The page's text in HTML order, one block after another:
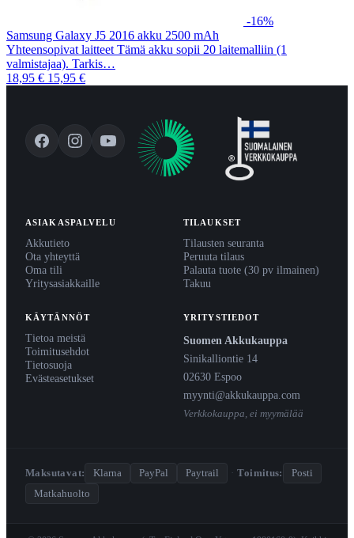
-16%
Samsung Galaxy J5 2016 akku 2500 mAh
Yhteensopivat laitteet Tämä akku sopii 20 laitemalliin (1
valmistajaa). Tarkis…
18,95 € 15,95 €
ASIAKASPALVELU
Akkutieto
Ota yhteyttä
Oma tili
Yritysasiakkaille
TILAUKSET
Tilausten seuranta
Peruuta tilaus
Palauta tuote (30 pv ilmainen)
Takuu
KÄYTÄNNÖT
Tietoa meistä
Toimitusehdot
Tietosuoja
Evästeasetukset
YRITYSTIEDOT
Suomen Akkukauppa
Sinikalliontie 14
02630 Espoo
myynti@akkukauppa.com
Verkkokauppa, ei myymälää
Maksutavat: Klarna PayPal Paytrail · Toimitus:
Posti
Matkahuolto